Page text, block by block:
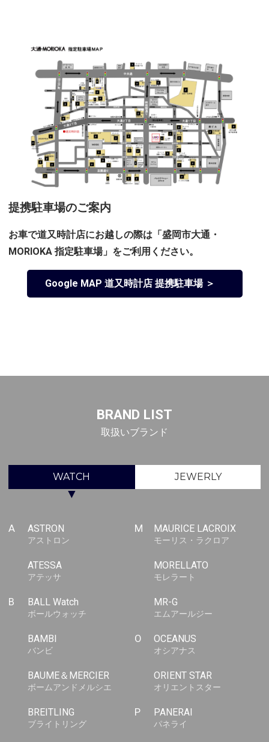
提携駐車場のご案内
お車で道又時計店にお越しの際は「盛岡市大通・
MORIOKA 指定駐車場」をご利用ください。
Google MAP 道又時計店 提携駐車場 ＞
BRAND LIST
取扱いブランド
WATCH JEWERLY
▼
A ASTRON
アストロン
ATESSA
アテッサ
B BALL Watch
ボールウォッチ
BAMBI
バンビ
BAUME＆MERCIER
ボームアンドメルシエ
BREITLING
ブライトリング
M MAURICE LACROIX
モーリス・ラクロア
MORELLATO
モレラート
MR-G
エムアールジー
O OCEANUS
オシアナス
ORIENT STAR
オリエントスター
P PANERAI
パネライ